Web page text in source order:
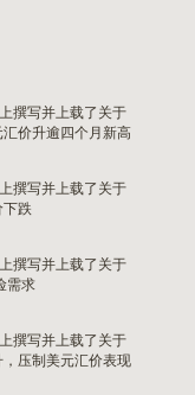
撰写并上载了关于
价升逾四个月新高
撰写并上载了关于
跌
撰写并上载了关于
需求
撰写并上载了关于
压制美元汇价表现